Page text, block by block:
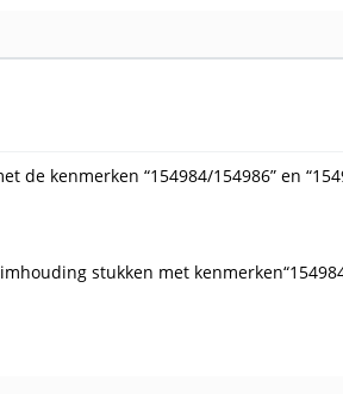
de kenmerken “154984/154986” en
stukken met